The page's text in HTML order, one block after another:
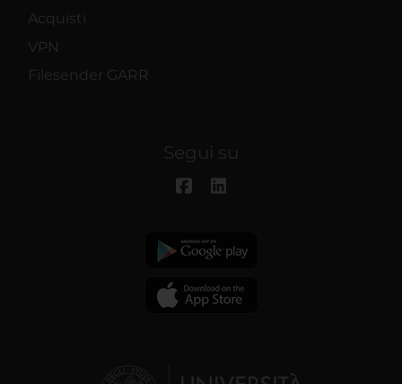
Acquisti
VPN
Filesender GARR
Segui su